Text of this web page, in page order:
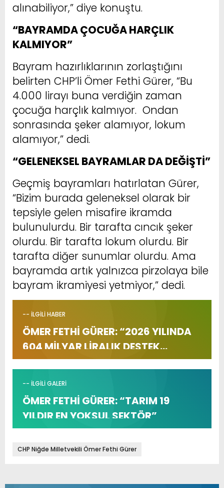
alınabiliyor,” diye konuştu.
“BAYRAMDA ÇOCUĞA HARÇLIK
KALMIYOR”
Bayram hazırlıklarının zorlaştığını
belirten CHP’li Ömer Fethi Gürer, “Bu
4.000 lirayı buna verdiğin zaman
çocuğa harçlık kalmıyor. Ondan
sonrasında şeker alamıyor, lokum
alamıyor,” dedi.
“GELENEKSEL BAYRAMLAR DA DEĞİŞTİ”
Geçmiş bayramları hatırlatan Gürer,
“Bizim burada geleneksel olarak bir
tepsiyle gelen misafire ikramda
bulunulurdu. Bir tarafta cıncık şeker
olurdu. Bir tarafta lokum olurdu. Bir
tarafta diğer sunumlar olurdu. Ama
bayramda artık yalnızca pirzolaya bile
bayram ikramiyesi yetmiyor,” dedi.
-- İLGİLİ HABER
ÖMER FETHİ GÜRER: “2026 YILINDA
604 MİLYAR LİRALIK DESTEK
ÇİFTÇİDEN ESİRGENDİ”
-- İLGİLİ GALERİ
ÖMER FETHİ GÜRER: “TARIM 19
YILDIR EN YOKSUL SEKTÖR”
CHP Niğde Milletvekili Ömer Fethi Gürer